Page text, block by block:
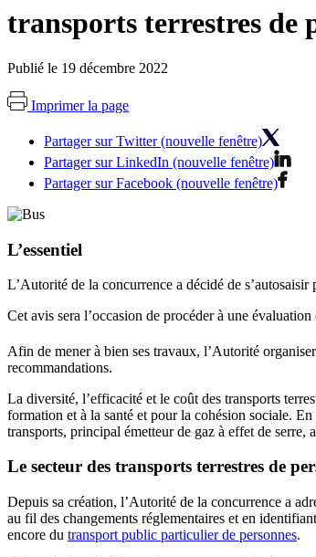
transports terrestres de
Publié le 19 décembre 2022
Imprimer la page
Partager sur Twitter (nouvelle fenêtre)
Partager sur LinkedIn (nouvelle fenêtre)
Partager sur Facebook (nouvelle fenêtre)
L’essentiel
L’Autorité de la concurrence a décidé de
Cet avis sera l’occasion de procéder à une
Afin de mener à bien ses travaux, l’Autorité
recommandations.
La diversité, l’efficacité et le coût des transports
formation et à la santé et pour la cohésion sociale.
transports, principal émetteur de gaz à effet de
Le secteur des transports terrestres de
Depuis sa création, l’Autorité de la concurrence a
au fil des changements réglementaires et en
encore du transport public particulier de personnes.